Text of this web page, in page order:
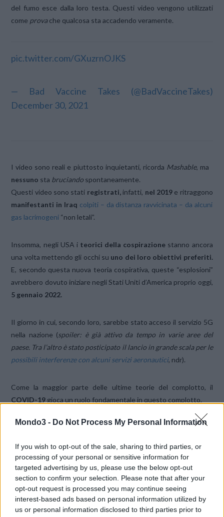
Mondo3 - Do Not Process My Personal Information
If you wish to opt-out of the sale, sharing to third parties, or
processing of your personal or sensitive information for
targeted advertising by us, please use the below opt-out
section to confirm your selection. Please note that after your
opt-out request is processed you may continue seeing
interest-based ads based on personal information utilized by
us or personal information disclosed to third parties prior to
del fumo esce dalla loro testa. Questi video vengono utilizzati
come provache qualcosa sta accadendo veramente.
pic.twitter.com/GXuzrnOJKS
— Bad Vaccine Takes (@BadVaccineTakes)
December 30, 2021
I video sono reali e piuttosto inquietanti, ricorda Mashable, ma
nessuno sta bruciando spontaneamente.
Questi video sono stati registrati,infatti, nel 2019e ritraggono
manifestanti in Iraq colpiti – da distanza ravvicinata – da alcuni
gas lacrimogeni “non letali”.
Insomma, negli USA i teorici della cospirazione stanno ancora
una volta mettendo gli occhi su uno dei loro obiettivi preferiti.
E, secondo questa nuova teoria cospirativa, queste “esplosioni”
avrebbero dovuto iniziare negli Stati Uniti d’America proprio oggi,
5 gennaio 2022.
Il giorno in cui, secondo loro, sarebbe stato acceso il servizio 5G
nella nazione (spoiler: è già attivo da tempo in varie aree del
paese. Tra l’altro è stato posticipato il lancio in grande scala per le
possibili interferenze con alcuni servizi aeronautici, ndr).
Come la maggior parte delle ultime teorie del complotto, il
COVID-19 gioca un ruolo fondamentale in questo complotto.